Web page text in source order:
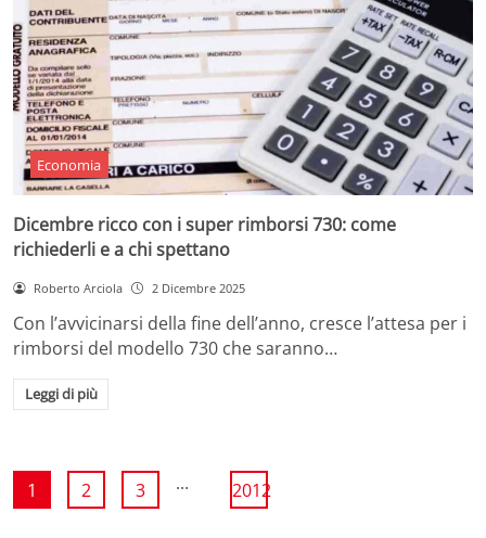
Economia
Dicembre ricco con i super rimborsi 730: come
richiederli e a chi spettano
Roberto Arciola 2 Dicembre 2025
Con l’avvicinarsi della fine dell’anno, cresce l’attesa per i
rimborsi del modello 730 che saranno…
Leggi di più
1 2 3 ... 2012